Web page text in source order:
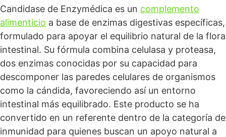
Candidase de Enzymédica es un complemento
alimenticio a base de enzimas digestivas específicas,
formulado para apoyar el equilibrio natural de la flora
intestinal. Su fórmula combina celulasa y proteasa,
dos enzimas conocidas por su capacidad para
descomponer las paredes celulares de organismos
como la cándida, favoreciendo así un entorno
intestinal más equilibrado. Este producto se ha
convertido en un referente dentro de la categoría de
inmunidad para quienes buscan un apoyo natural a